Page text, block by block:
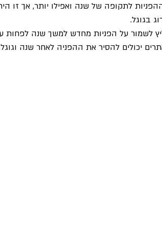
לתקופה של שנה ואפילו יותר, אך זו
בגוגל.
לשמור על הפניות מחדש למשך שנה לפחות
יכולים להסיר את ההפניה לאחר שנה